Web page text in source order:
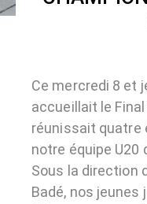
Ce mercredi 8 et
accueillait le Final
réunissait quatre
notre équipe U20
Sous la direction
Badé, nos